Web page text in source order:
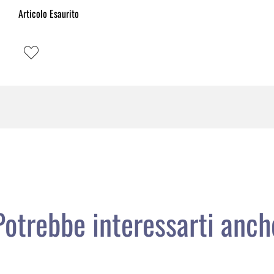
Articolo Esaurito
interessarti